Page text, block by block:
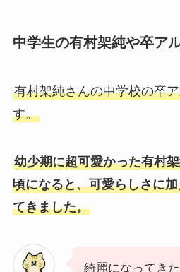
中学生の有村架純や卒ア
有村架純さんの中学校の卒
す。
幼少期に超可愛かった有村
頃になると、可愛らしさに
てきました。
綺麗になってき